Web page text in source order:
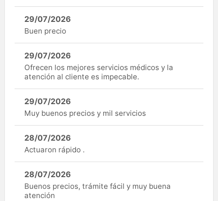
29/07/2026
Buen precio
29/07/2026
Ofrecen los mejores servicios médicos y la
atención al cliente es impecable.
29/07/2026
Muy buenos precios y mil servicios
28/07/2026
Actuaron rápido .
28/07/2026
Buenos precios, trámite fácil y muy buena
atención